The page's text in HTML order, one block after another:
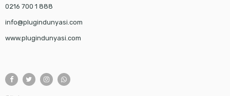
0216 700 1 888
info@plugindunyasi.com
www.plugindunyasi.com